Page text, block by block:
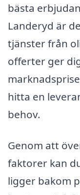
bästa
Landeryd är
tjänster från
offerter ger
hitta en
behov.
Genom att
faktorer kan
ligger bakom